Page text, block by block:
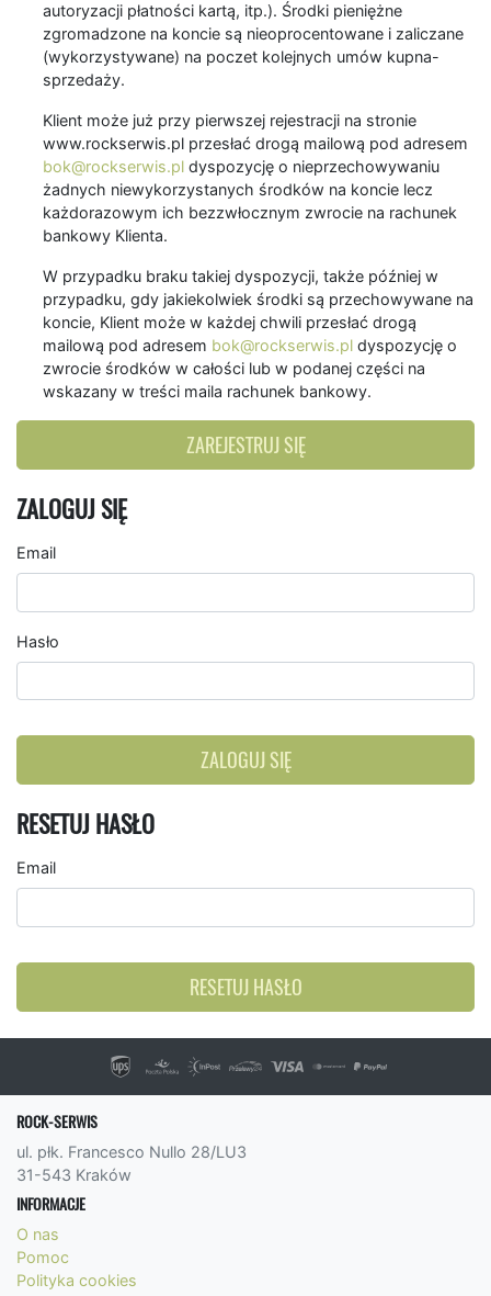
autoryzacji płatności kartą, itp.). Środki pieniężne
zgromadzone na koncie są nieoprocentowane i zaliczane
(wykorzystywane) na poczet kolejnych umów kupna-
sprzedaży.
Klient może już przy pierwszej rejestracji na stronie
www.rockserwis.pl przesłać drogą mailową pod adresem
bok@rockserwis.pl dyspozycję o nieprzechowywaniu
żadnych niewykorzystanych środków na koncie lecz
każdorazowym ich bezzwłocznym zwrocie na rachunek
bankowy Klienta.
W przypadku braku takiej dyspozycji, także później w
przypadku, gdy jakiekolwiek środki są przechowywane na
koncie, Klient może w każdej chwili przesłać drogą
mailową pod adresem bok@rockserwis.pl dyspozycję o
zwrocie środków w całości lub w podanej części na
wskazany w treści maila rachunek bankowy.
ZAREJESTRUJ SIĘ
ZALOGUJ SIĘ
Email
Hasło
ZALOGUJ SIĘ
RESETUJ HASŁO
Email
RESETUJ HASŁO
ROCK-SERWIS
ul. płk. Francesco Nullo 28/LU3
31-543 Kraków
INFORMACJE
O nas
Pomoc
Polityka cookies